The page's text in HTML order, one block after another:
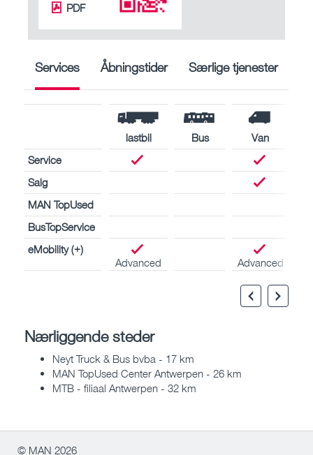
PDF
Services Åbningstider Særlige tjenester
lastbil Bus
Van
Service
Salg
MAN TopUsed
BusTopService
eMobility (+)
Advanced
Advanced
Nærliggende steder
Neyt Truck & Bus bvba - 17 km
MAN TopUsed Center Antwerpen - 26 km
MTB - filiaal Antwerpen - 32 km
© MAN 2026